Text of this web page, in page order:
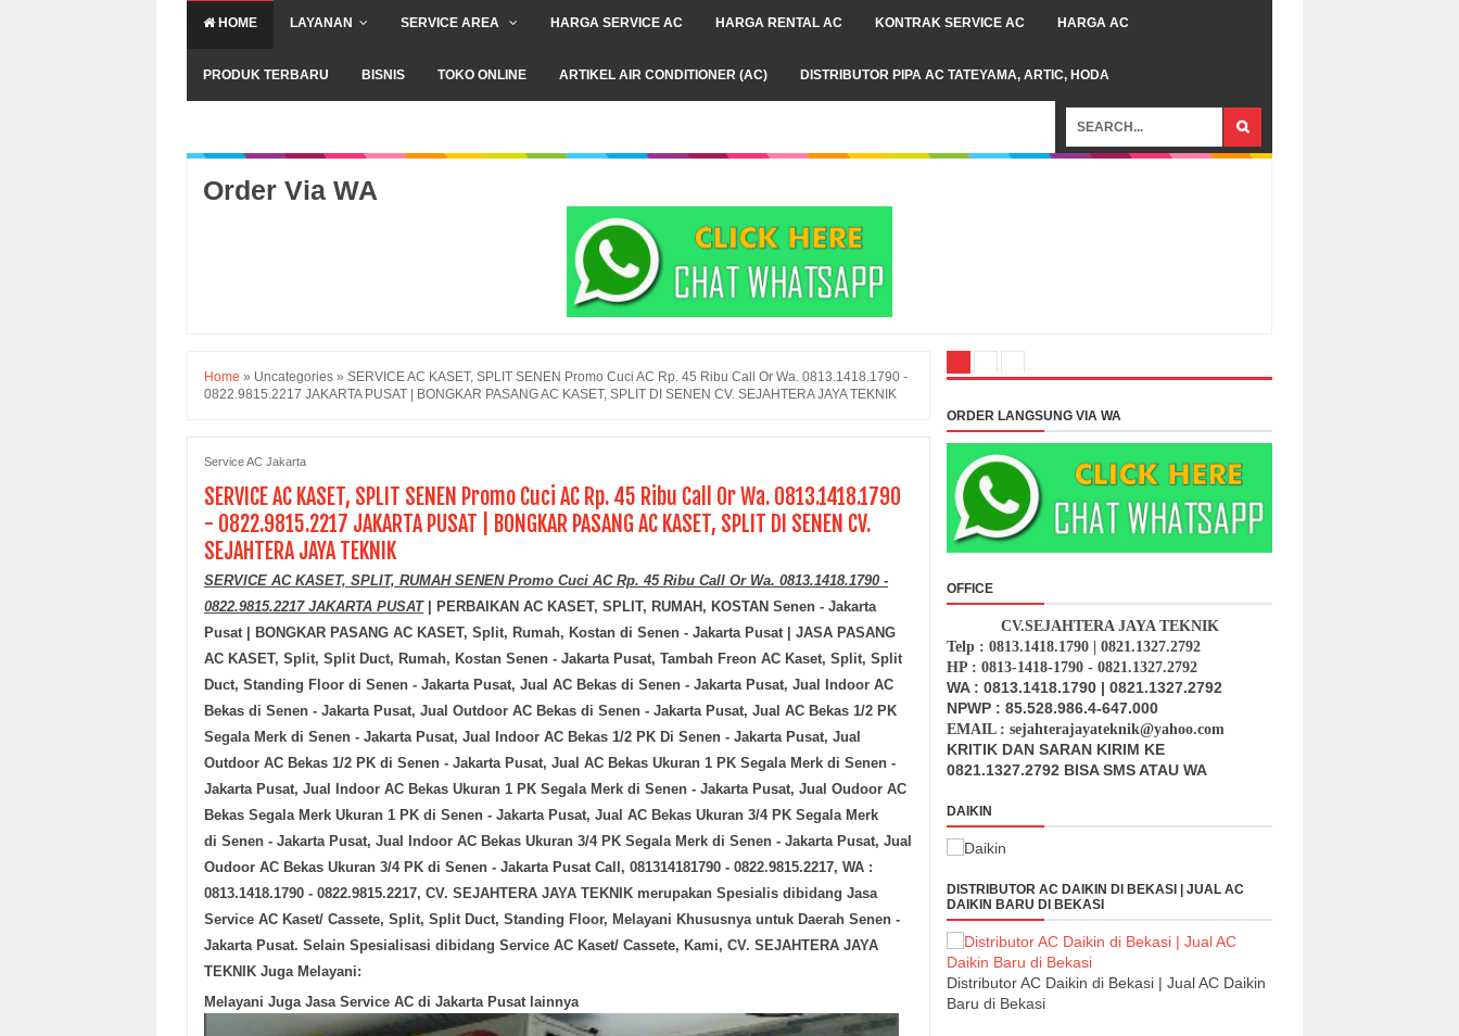
HOME LAYANAN SERVICE AREA HARGA SERVICE AC HARGA RENTAL AC KONTRAK SERVICE AC HARGA AC
PRODUK TERBARU BISNIS TOKO ONLINE ARTIKEL AIR CONDITIONER (AC) DISTRIBUTOR PIPA AC TATEYAMA, ARTIC, HODA
Order Via WA
Home » Uncategories » SERVICE AC KASET, SPLIT SENEN Promo Cuci AC Rp. 45 Ribu Call Or Wa. 0813.1418.1790 -
0822.9815.2217 JAKARTA PUSAT | BONGKAR PASANG AC KASET, SPLIT DI SENEN CV. SEJAHTERA JAYA TEKNIK
Service AC Jakarta
SERVICE AC KASET, SPLIT SENEN Promo Cuci AC Rp. 45 Ribu Call Or Wa. 0813.1418.1790
- 0822.9815.2217 JAKARTA PUSAT | BONGKAR PASANG AC KASET, SPLIT DI SENEN CV.
SEJAHTERA JAYA TEKNIK
SERVICE AC KASET, SPLIT, RUMAH SENEN Promo Cuci AC Rp. 45 Ribu Call Or Wa. 0813.1418.1790 -
0822.9815.2217 JAKARTA PUSAT| PERBAIKAN AC KASET, SPLIT, RUMAH, KOSTAN Senen - Jakarta
Pusat | BONGKAR PASANG AC KASET, Split, Rumah, Kostan di Senen - Jakarta Pusat | JASA PASANG
AC KASET, Split, Split Duct, Rumah, Kostan Senen - Jakarta Pusat, Tambah Freon AC Kaset, Split, Split
Duct, Standing Floor di Senen - Jakarta Pusat, Jual AC Bekas di Senen - Jakarta Pusat, Jual Indoor AC
Bekas di Senen - Jakarta Pusat, Jual Outdoor AC Bekas di Senen - Jakarta Pusat, Jual AC Bekas 1/2 PK
Segala Merk di Senen - Jakarta Pusat, Jual Indoor AC Bekas 1/2 PK Di Senen - Jakarta Pusat, Jual
Outdoor AC Bekas 1/2 PK di Senen - Jakarta Pusat, Jual AC Bekas Ukuran 1 PK Segala Merk di Senen -
Jakarta Pusat, Jual Indoor AC Bekas Ukuran 1 PK Segala Merk di Senen - Jakarta Pusat, Jual Oudoor AC
Bekas Segala Merk Ukuran 1 PK di Senen - Jakarta Pusat, Jual AC Bekas Ukuran 3/4 PK Segala Merk
di Senen - Jakarta Pusat, Jual Indoor AC Bekas Ukuran 3/4 PK Segala Merk di Senen - Jakarta Pusat, Jual
Oudoor AC Bekas Ukuran 3/4 PK di Senen - Jakarta Pusat Call, 081314181790 - 0822.9815.2217, WA :
0813.1418.1790 - 0822.9815.2217, CV. SEJAHTERA JAYA TEKNIK merupakan Spesialis dibidang Jasa
Service AC Kaset/ Cassete, Split, Split Duct, Standing Floor, Melayani Khususnya untuk Daerah Senen -
Jakarta Pusat. Selain Spesialisasi dibidang Service AC Kaset/ Cassete, Kami, CV. SEJAHTERA JAYA
TEKNIK Juga Melayani:
Melayani Juga Jasa Service AC di Jakarta Pusat lainnya
ORDER LANGSUNG VIA WA
OFFICE
CV.SEJAHTERA JAYA TEKNIK
Telp : 0813.1418.1790 | 0821.1327.2792
HP : 0813-1418-1790 - 0821.1327.2792
WA : 0813.1418.1790 | 0821.1327.2792
NPWP : 85.528.986.4-647.000
EMAIL : sejahterajayateknik@yahoo.com
KRITIK DAN SARAN KIRIM KE
0821.1327.2792 BISA SMS ATAU WA
DAIKIN
DISTRIBUTOR AC DAIKIN DI BEKASI | JUAL AC
DAIKIN BARU DI BEKASI
Distributor AC Daikin di Bekasi | Jual AC Daikin
Baru di Bekasi